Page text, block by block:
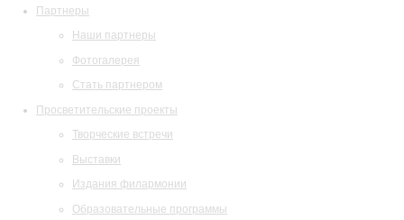
Партнеры
Наши партнеры
Фотогалерея
Стать партнером
Просветительские проекты
Творческие встречи
Выставки
Издания филармонии
Образовательные программы